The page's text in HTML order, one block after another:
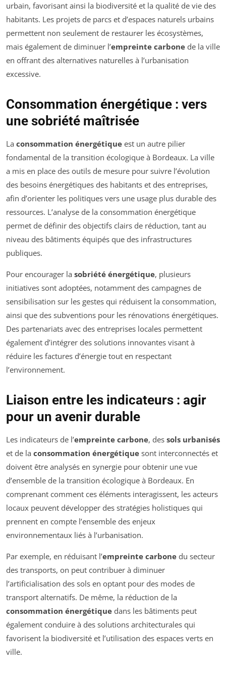
urbain, favorisant ainsi la biodiversité et la qualité de vie des
habitants. Les projets de parcs et d’espaces naturels urbains
permettent non seulement de restaurer les écosystèmes,
mais également de diminuer l’empreinte carbone de la ville
en offrant des alternatives naturelles à l’urbanisation
excessive.
Consommation énergétique : vers
une sobriété maîtrisée
La consommation énergétique est un autre pilier
fondamental de la transition écologique à Bordeaux. La ville
a mis en place des outils de mesure pour suivre l’évolution
des besoins énergétiques des habitants et des entreprises,
afin d’orienter les politiques vers une usage plus durable des
ressources. L’analyse de la consommation énergétique
permet de définir des objectifs clairs de réduction, tant au
niveau des bâtiments équipés que des infrastructures
publiques.
Pour encourager la sobriété énergétique, plusieurs
initiatives sont adoptées, notamment des campagnes de
sensibilisation sur les gestes qui réduisent la consommation,
ainsi que des subventions pour les rénovations énergétiques.
Des partenariats avec des entreprises locales permettent
également d’intégrer des solutions innovantes visant à
réduire les factures d’énergie tout en respectant
l’environnement.
Liaison entre les indicateurs : agir
pour un avenir durable
Les indicateurs de l’empreinte carbone, des sols urbanisés
et de la consommation énergétique sont interconnectés et
doivent être analysés en synergie pour obtenir une vue
d’ensemble de la transition écologique à Bordeaux. En
comprenant comment ces éléments interagissent, les acteurs
locaux peuvent développer des stratégies holistiques qui
prennent en compte l’ensemble des enjeux
environnementaux liés à l’urbanisation.
Par exemple, en réduisant l’empreinte carbone du secteur
des transports, on peut contribuer à diminuer
l’artificialisation des sols en optant pour des modes de
transport alternatifs. De même, la réduction de la
consommation énergétique dans les bâtiments peut
également conduire à des solutions architecturales qui
favorisent la biodiversité et l’utilisation des espaces verts en
ville.